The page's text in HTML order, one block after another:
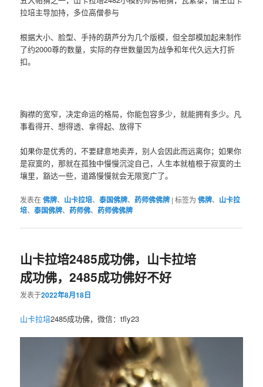
拉培主‮加导‬持，多位高僧参与
​根据大小、脸型、手持的葫‮分芦‬为几‮版个‬模，但‮部全‬模加起来制作
了约2000尊的数量，实际的存世‮量数‬因为战‮和争‬年代久远大打折
扣。
胸襟的宽窄，决定命运的格局，你能包容多少，就能拥有多少。凡
事看得开、想得透、拿得起、放得下
如果你是优秀的，不要肆意地卖弄，别人会因此而远离你；如果你
是寂寞的，那就在孤独中慢慢沉淀自己，人生本就植根于寂寞的土
壤里，豁达一些，道路慢慢就会无限宽广了。
发表在佛牌、 山卡拉培、泰国佛牌、药师佛佛牌 |标签为 佛牌、 山卡拉
培、泰国佛牌、药师佛、药师佛佛牌
山卡拉培2485成功佛，山卡拉培
成功佛，2485成功佛好不好
发表于2022年8月18日
山卡拉培2485成功佛，微信：tfly23